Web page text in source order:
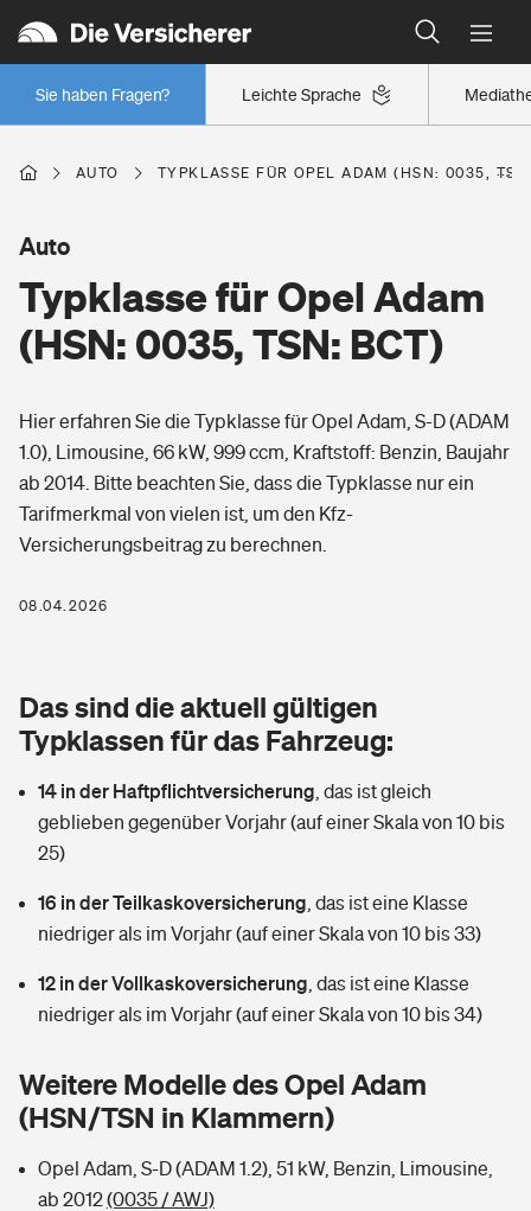
Leichte Sprache
Sie haben Fragen?
Wer versichert was: Jetzt Versicherer finden
Regionalklassen: So ist Ihre Region eingestuft
Wer versichert was: Jetzt Versicherer finden
Berufsunfähigkeitsversicherung
Erwerbsunfähigkeitsversicherung
Grundfähigkeitsversicherung
Arbeitsrechtsschutz
Berufshaftpflichtversicherung
Zur Übersicht
Tools
Wer versichert was: Jetzt Versicherer finden
Sie haben Fragen?
Wohnen
Glasversicherung
Mietkautionsversicherung
Restkreditversicherung
Hochwasser-Check: Wie gefährdet ist Ihr Haus?
Wer versichert was: Jetzt Versicherer finden
Freizeit
Pri­vate Haft­pflicht­
Kinderunfall­ver­si­che­rung
Kinderinvalidität
Hundehalter-Haftpflicht
Private Cyberversicherung
Musikinstrumentenversicherung
Gesundheit
Private Krankenversicherung
Dread-Disease-Versicherung
Tierkrankenversicherung
Zur Übersicht
Tools
Wer versichert was: Jetzt Versicherer finden
Sie haben Fragen?
Rentenrechner: Wie viel Geld bekomme ich im Alter?
AUTO TYPKLASSE FÜR OPEL ADAM (HSN: 0035,
Typklasse für Opel Adam
(HSN: 0035, TSN: BCT)
Auto
Hier erfahren Sie die Typklasse für Opel Adam, S-D (ADAM
1.0), Limousine, 66 kW, 999 ccm, Kraftstoff: Benzin, Baujahr
ab 2014. Bitte beachten Sie, dass die Typklasse nur ein
Tarifmerkmal von vielen ist, um den Kfz-
Versicherungsbeitrag zu berechnen.
08.04.2026
Das sind die aktuell gültigen
Typklassen für das Fahrzeug:
14 in der Haftpflichtversicherung das ist gleich
geblieben gegenüber Vorjahr (auf einer Skala von 10 bis
25)
16 in der Teilkaskoversicherung das ist eine Klasse
niedriger als im Vorjahr (auf einer Skala von 10 bis 33)
12 in der Vollkaskoversicherung das ist eine Klasse
niedriger als im Vorjahr (auf einer Skala von 10 bis 34)
Weitere Modelle des Opel Adam
(HSN/TSN in Klammern)
Opel Adam, S-D (ADAM 1.2), 51 kW, Benzin, Limousine,
ab 2012(0035 / AWJ)